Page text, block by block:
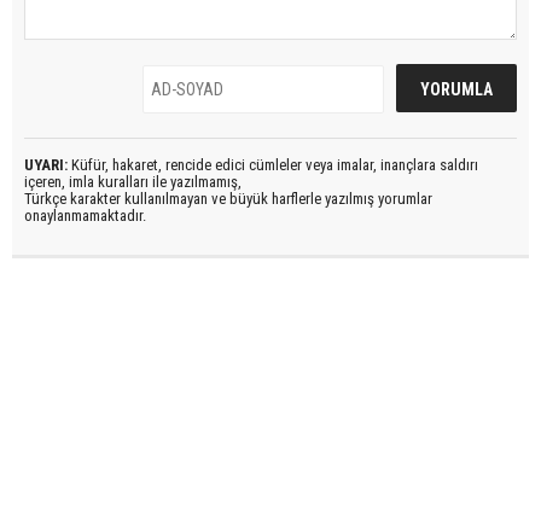
UYARI: Küfür, hakaret, rencide edici cümleler veya imalar, inançlara saldırı
içeren, imla kuralları ile yazılmamış,
Türkçe karakter kullanılmayan ve büyük harflerle yazılmış yorumlar
onaylanmamaktadır.